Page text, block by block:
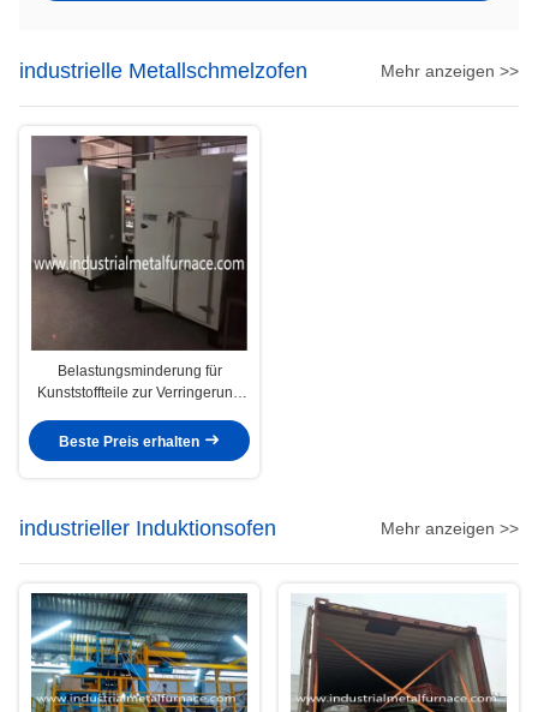
industrielle Metallschmelzofen Mehr anzeigen >>
Belastungsminderung für
Kunststoffteile zur Verringerung
Beste Preis erhalten
industrieller Induktionsofen Mehr anzeigen >>